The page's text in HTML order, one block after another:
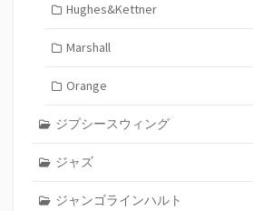
Hughes&Kettner
Marshall
Orange
ジプシースウィング
ジャズ
ジャンゴラインハルト